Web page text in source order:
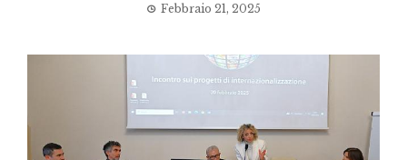
Febbraio 21, 2025